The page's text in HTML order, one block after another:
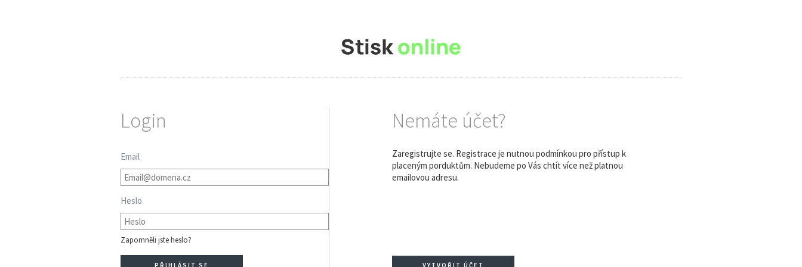
Login
Email
Heslo
Zapomněli jste heslo?
Nemáte účet?
Zaregistrujte se. Registrace je nutnou podmínkou pro přístup k
placeným porduktům. Nebudeme po Vás chtít více než platnou
emailovou adresu.
VYTVOŘIT ÚČET